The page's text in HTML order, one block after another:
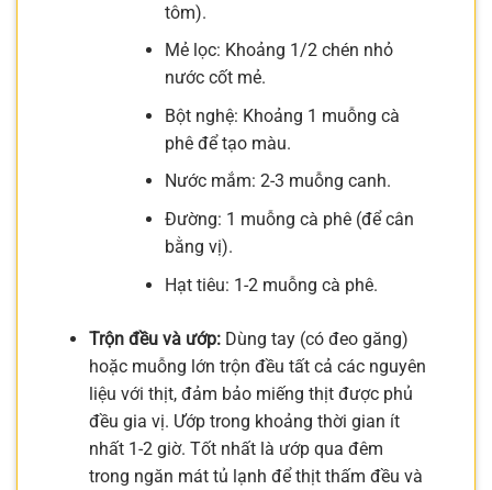
tôm).
Mẻ lọc: Khoảng 1/2 chén nhỏ
nước cốt mẻ.
Bột nghệ: Khoảng 1 muỗng cà
phê để tạo màu.
Nước mắm: 2-3 muỗng canh.
Đường: 1 muỗng cà phê (để cân
bằng vị).
Hạt tiêu: 1-2 muỗng cà phê.
Trộn đều và ướp:Dùng tay (có đeo găng)
hoặc muỗng lớn trộn đều tất cả các nguyên
liệu với thịt, đảm bảo miếng thịt được phủ
đều gia vị. Ướp trong khoảng thời gian ít
nhất 1-2 giờ. Tốt nhất là ướp qua đêm
trong ngăn mát tủ lạnh để thịt thấm đều và